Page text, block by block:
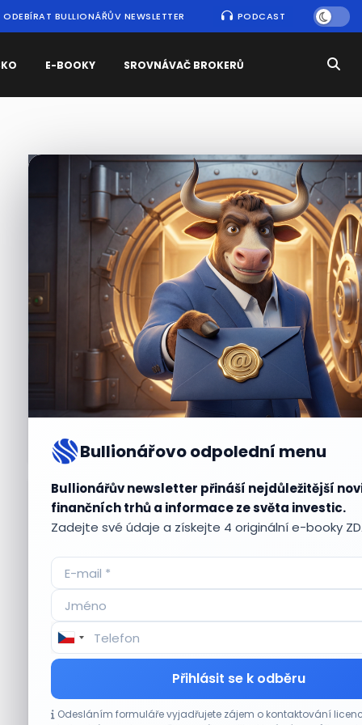
ODEBÍRAT BULLIONÁŘŮV NEWSLETTER PODCAST
E-BOOKY SROVNÁVAČ BROKERŮ
Bullionářovo odpolední menu
Bullionářův newsletter přináší nejdůležitější
finančních trhů a informace ze světa investic.
Zadejte své údaje a získejte 4 originální e-booky
Přihlásit se k odběru
Odesláním formuláře vyjadřujete zájem o kontaktování
Nejčtenějšízprávy
Aktuálnípříležitosti
Etsy překonala odhady tržeb, objem prodejů